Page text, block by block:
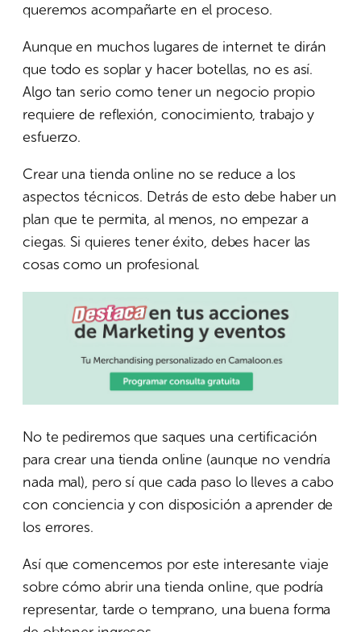
queremos acompañarte en el proceso.
Aunque en muchos lugares de internet te dirán
que todo es soplar y hacer botellas, no es así.
Algo tan serio como tener un negocio propio
requiere de reflexión, conocimiento, trabajo y
esfuerzo.
Crear una tienda online no se reduce a los
aspectos técnicos. Detrás de esto debe haber un
plan que te permita, al menos, no empezar a
ciegas. Si quieres tener éxito, debes hacer las
cosas como un profesional.
No te pediremos que saques una certificación
para crear una tienda online (aunque no vendría
nada mal), pero sí que cada paso lo lleves a cabo
con conciencia y con disposición a aprender de
los errores.
Así que comencemos por este interesante viaje
sobre cómo abrir una tienda online, que podría
representar, tarde o temprano, una buena forma